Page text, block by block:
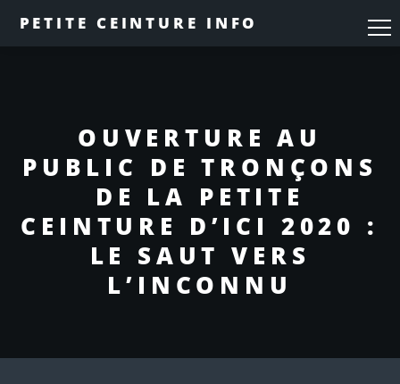
PETITE CEINTURE INFO
OUVERTURE AU
PUBLIC DE TRONÇONS
DE LA PETITE
CEINTURE D’ICI 2020 :
LE SAUT VERS
L’INCONNU